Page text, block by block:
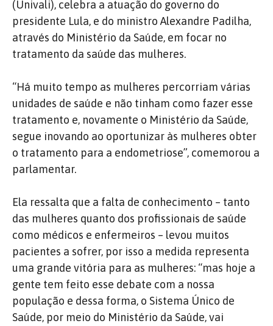
(Univali), celebra a atuação do governo do
presidente Lula, e do ministro Alexandre Padilha,
através do Ministério da Saúde, em focar no
tratamento da saúde das mulheres.
“Há muito tempo as mulheres percorriam várias
unidades de saúde e não tinham como fazer esse
tratamento e, novamente o Ministério da Saúde,
segue inovando ao oportunizar às mulheres obter
o tratamento para a endometriose”, comemorou a
parlamentar.
Ela ressalta que a falta de conhecimento – tanto
das mulheres quanto dos profissionais de saúde
como médicos e enfermeiros – levou muitos
pacientes a sofrer, por isso a medida representa
uma grande vitória para as mulheres: “mas hoje a
gente tem feito esse debate com a nossa
população e dessa forma, o Sistema Único de
Saúde, por meio do Ministério da Saúde, vai